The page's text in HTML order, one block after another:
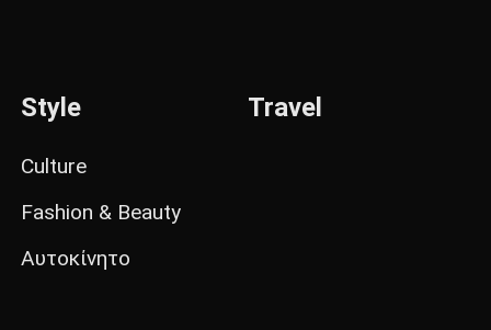
Style
Culture
Fashion & Beauty
Αυτοκίνητο
Travel